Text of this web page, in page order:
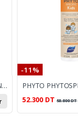
WEE BABY GOUPILLON DE NETTOYAGE BIBERON
-11%
52.300 DT 58.800DT